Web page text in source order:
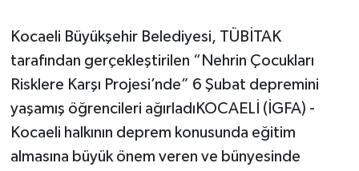
Kocaeli Büyükşehir Belediyesi, TÜBİTAK
tarafından gerçekleştirilen “Nehrin Çocukları
Risklere Karşı Projesi’nde” 6 Şubat depremini
yaşamış öğrencileri ağırladıKOCAELİ (İGFA) -
Kocaeli halkının deprem konusunda eğitim
almasına büyük önem veren ve bünyesinde